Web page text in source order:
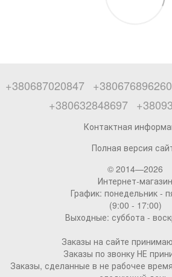
+380687020847 +380676896260
+380632848697
Контактная
Полная версия
© 2014—2026
Интернет-магазин
График: понедельник -
(9:00 - 17:00)
Выходные: суббота -
Заказы на сайте
Заказы по звонку НЕ
Заказы, сделанные в не рабочее